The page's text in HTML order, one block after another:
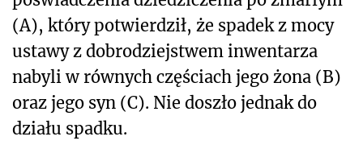
(A), który potwierdził, że spadek z mocy
ustawy z dobrodziejstwem inwentarza
nabyli w równych częściach jego żona (B)
oraz jego syn (C). Nie doszło jednak do
działu spadku.